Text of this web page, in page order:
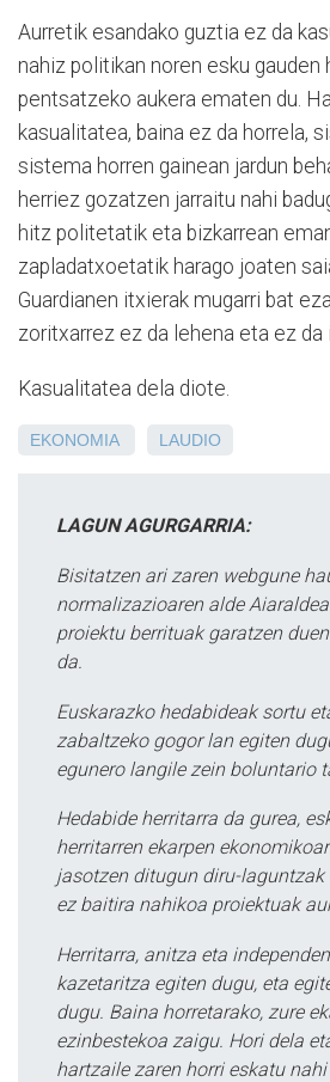
Aurretik esandako guztia ez da
nahiz politikan noren esku gauden
pentsatzeko aukera ematen du.
kasualitatea, baina ez da horrela,
sistema horren gainean jardun
herriez gozatzen jarraitu nahi
hitz politetatik eta bizkarrean
zapladatxoetatik harago joaten
Guardianen itxierak mugarri bat
zoritxarrez ez da lehena eta ez da
Kasualitatea dela diote.
EKONOMIA LAUDIO
LAGUN AGURGARRIA:
Bisitatzen ari zaren webgune
normalizazioaren alde
proiektu berrituak garatzen
da.
Euskarazko hedabideak sortu
zabaltzeko gogor lan egiten
egunero langile zein boluntario
Hedabide herritarra da gurea,
herritarren ekarpen
jasotzen ditugun diru-
ez baitira nahikoa proiektuak
Herritarra, anitza eta
kazetaritza egiten dugu, eta
dugu. Baina horretarako, zure
ezinbestekoa zaigu. Hori dela
hartzaile zaren horri eskatu